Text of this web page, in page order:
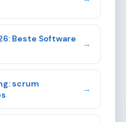
Beste Software
→
scrum
→